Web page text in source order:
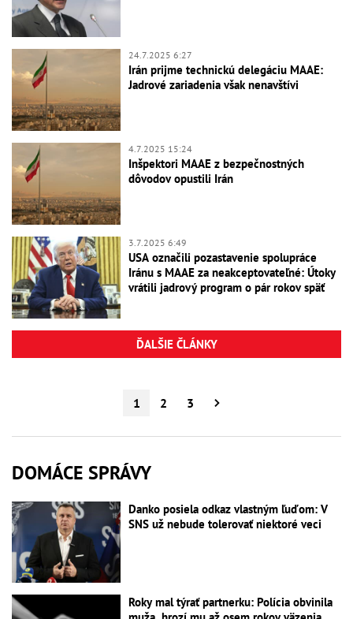
24.7.2025 6:27
Irán prijme technickú delegáciu MAAE:
Jadrové zariadenia však nenavštívi
4.7.2025 15:24
Inšpektori MAAE z bezpečnostných
dôvodov opustili Irán
3.7.2025 6:49
USA označili pozastavenie spolupráce
Iránu s MAAE za neakceptovateľné: Útoky
vrátili jadrový program o pár rokov späť
ĎALŠIE ČLÁNKY
1 2 3
DOMÁCE SPRÁVY
Danko posiela odkaz vlastným ľuďom: V
SNS už nebude tolerovať niektoré veci
Roky mal týrať partnerku: Polícia obvinila